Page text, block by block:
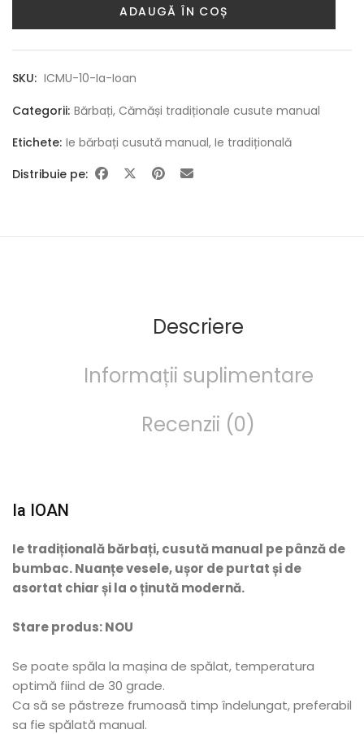
ADAUGĂ ÎN COȘ
SKU: ICMU-10-Ia-Ioan
Categorii: Bărbați, Cămăși tradiționale cusute manual
Etichete: Ie bărbați cusută manual, Ie tradițională
Distribuie pe:
Descriere
Informații suplimentare
Recenzii (0)
Ia IOAN
Ie tradițională bărbați, cusută manual pe pânză de
bumbac. Nuanțe vesele, ușor de purtat și de
asortat chiar și la o ținută modernă.
Stare produs: NOU
Se poate spăla la mașina de spălat, temperatura
optimă fiind de 30 grade.
Ca să se păstreze frumoasă timp îndelungat, preferabil
sa fie spălată manual.